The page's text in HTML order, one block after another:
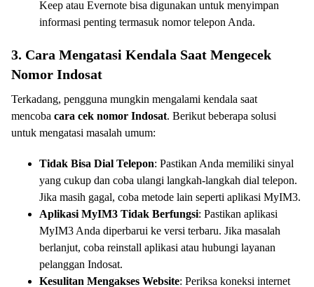
Keep atau Evernote bisa digunakan untuk menyimpan
informasi penting termasuk nomor telepon Anda.
3. Cara Mengatasi Kendala Saat Mengecek
Nomor Indosat
Terkadang, pengguna mungkin mengalami kendala saat
mencoba cara cek nomor Indosat. Berikut beberapa solusi
untuk mengatasi masalah umum:
Tidak Bisa Dial Telepon: Pastikan Anda memiliki sinyal
yang cukup dan coba ulangi langkah-langkah dial telepon.
Jika masih gagal, coba metode lain seperti aplikasi MyIM3.
Aplikasi MyIM3 Tidak Berfungsi: Pastikan aplikasi
MyIM3 Anda diperbarui ke versi terbaru. Jika masalah
berlanjut, coba reinstall aplikasi atau hubungi layanan
pelanggan Indosat.
Kesulitan Mengakses Website: Periksa koneksi internet